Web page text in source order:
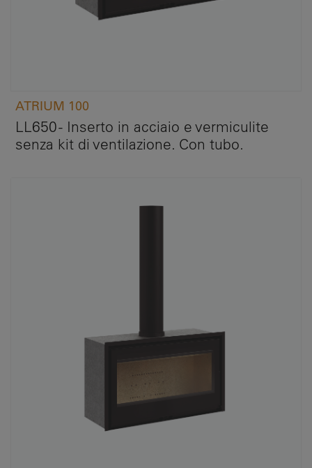
ATRIUM 100
LL650 - Inserto in acciaio e vermiculite
senza kit di ventilazione. Con tubo.